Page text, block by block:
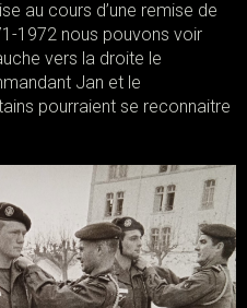
au cours d’une remise de
1972 nous pouvons voir
vers la droite le
Jan et le
pourraient se reconnaitre